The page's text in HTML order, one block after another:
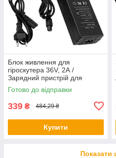
Блок живлення для
гіроскутера 36V, 2А /
Зарядний пристрій для
гіроборда / Зарядний
пристрій для
Готово до відправки
339 ₴ 484,29 ₴
Купити
Показати